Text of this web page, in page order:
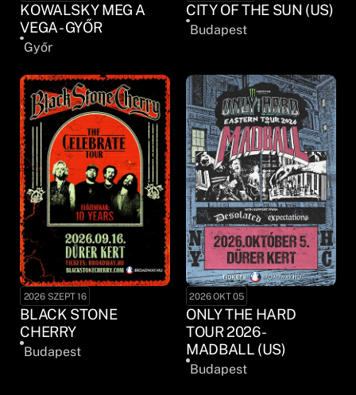
KOWALSKY MEG A
VEGA - GYŐR
Győr
CITY OF THE SUN (US)
Budapest
2026 SZEPT 16
BLACK STONE
CHERRY
Budapest
2026 OKT 05
ONLY THE HARD
TOUR 2026 -
MADBALL (US)
Budapest